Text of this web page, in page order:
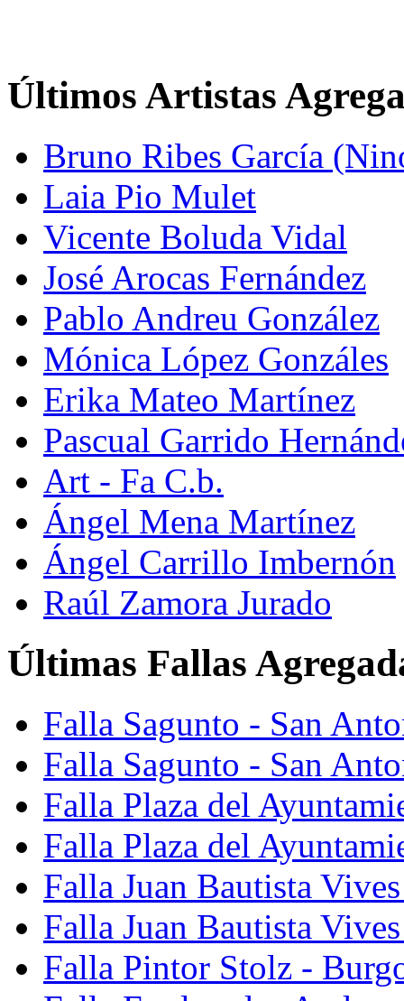
Últimos Artistas
Bruno Ribes García
Laia Pio Mulet
Vicente Boluda Vidal
José Arocas Fernández
Pablo Andreu González
Mónica López Gonzáles
Erika Mateo Martínez
Pascual Garrido
Art - Fa C.b.
Ángel Mena Martínez
Ángel Carrillo Imbernón
Raúl Zamora Jurado
Últimas Fallas
Falla Sagunto - San
Falla Sagunto - San
Falla Plaza del
Falla Plaza del
Falla Juan Bautista
Falla Juan Bautista
Falla Pintor Stolz -